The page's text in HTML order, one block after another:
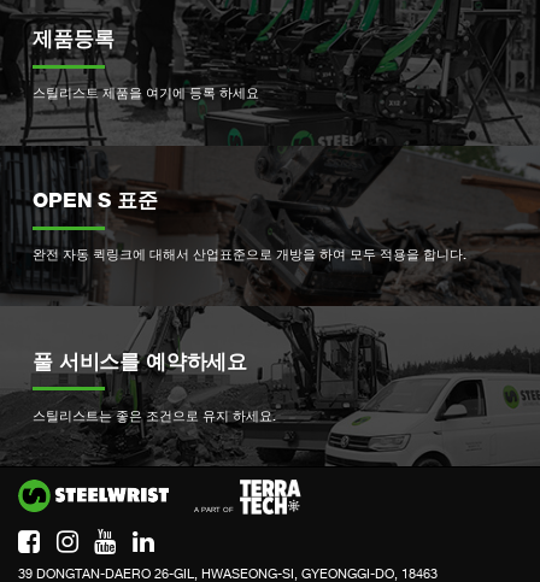
제품등록
스틸리스트 제품을 여기에 등록 하세요
OPEN S 표준
완전 자동 퀵링크에 대해서 산업표준으로 개방을 하여 모두 적용을 합니다.
풀 서비스를 예약하세요
스틸리스트는 좋은 조건으로 유지 하세요.
39 DONGTAN-DAERO 26-GIL, HWASEONG-SI, GYEONGGI-DO, 18463